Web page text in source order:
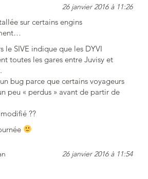
26 janvier 2016 à 11:26
sur certains engins
le SIVE indique que les DYVI
toutes les gares entre Juvisy et
bug parce que certains voyageurs
peu « perdus » avant de partir de
??
26 janvier 2016 à 11:54